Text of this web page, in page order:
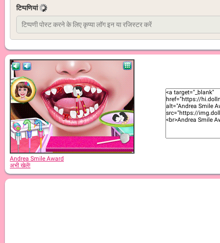
टिप्पणियां
Andrea Smile Award
अभी खेलें!